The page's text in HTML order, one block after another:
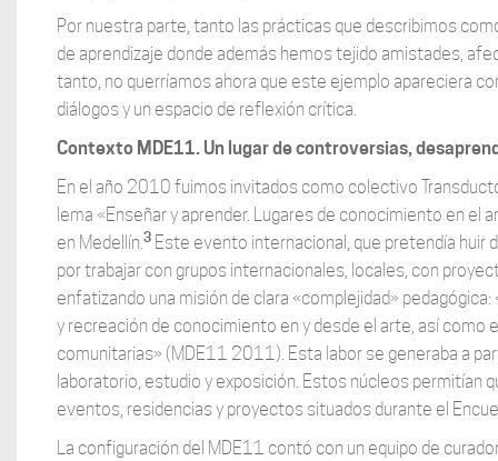
Por nuestra parte, tanto las prácticas que describimos
de aprendizaje donde además hemos tejido amistades,
tanto, no querríamos ahora que este ejemplo apareciera
diálogos y un espacio de reflexión crítica.
Contexto MDE11. Un lugar de controversias,
En el año 2010 fuimos invitados como colectivo
lema «Enseñar y aprender. Lugares de conocimiento en
en Medellín.3Este evento internacional, que pretendía huir
por trabajar con grupos internacionales, locales, con
enfatizando una misión de clara «complejidad»
y recreación de conocimiento en y desde el arte, así
comunitarias» (MDE11 2011). Esta labor se generaba a
laboratorio, estudio y exposición. Estos núcleos permitían
eventos, residencias y proyectos situados durante el
La configuración del MDE11 contó con un equipo de